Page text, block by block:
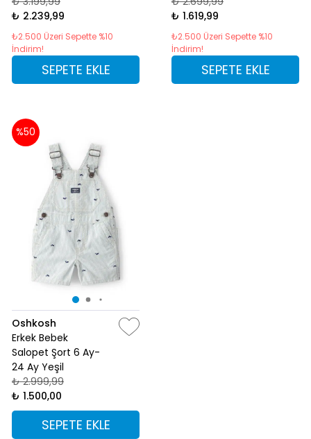
₺ 2.239,99
₺2.500 Üzeri Sepette %10
İndirim!
SEPETE EKLE
₺ 1.619,99
₺2.500 Üzeri Sepette %10
İndirim!
SEPETE EKLE
%50
Oshkosh
Erkek Bebek
Salopet Şort 6 Ay-
24 Ay Yeşil
₺ 2.999,99
₺ 1.500,00
SEPETE EKLE